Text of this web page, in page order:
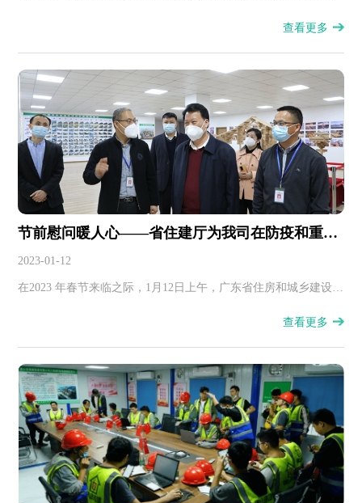
查看更多
节前慰问暖人心——省住建厅为我司在防疫和重点
工程建设作出突出贡献人员送上节日慰问
2023-01-12
在2023 年春节来临之际，1月12日上午，广东省住房和城乡建设厅
文，佛山市住房和城乡建设局副局长张伍等省、市、区领导一行
到我司仁寿寺项目施工现场进行节前慰问并致以节日祝福。
查看更多